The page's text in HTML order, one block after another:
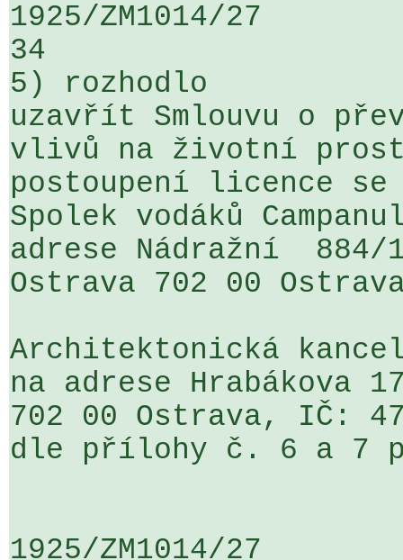
1925/ZM1014/27
34
5) rozhodlo
uzavřít Smlouvu o
vlivů na životní
postoupení licence
Spolek vodáků
adrese Nádražní  884/
Ostrava 702 00
Architektonická
na adrese Hrabákova
702 00 Ostrava,
dle přílohy č. 6 a 7
1925/ZM1014/27